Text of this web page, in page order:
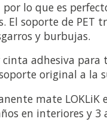
lo que es
El soporte de PET
y burbujas.
adhesiva
original a la
mate LOKLiK
en interiores y 3